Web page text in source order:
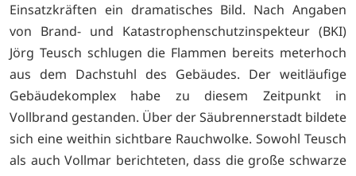
Einsatzkräften ein dramatisches Bild. Nach Angaben
von Brand- und Katastrophenschutzinspekteur (BKI)
Jörg Teusch schlugen die Flammen bereits meterhoch
aus dem Dachstuhl des Gebäudes. Der weitläufige
Gebäudekomplex habe zu diesem Zeitpunkt in
Vollbrand gestanden. Über der Säubrennerstadt bildete
sich eine weithin sichtbare Rauchwolke. Sowohl Teusch
als auch Vollmar berichteten, dass die große schwarze